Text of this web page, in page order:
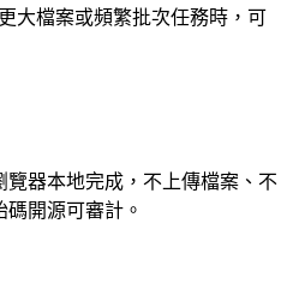
大檔案或頻繁批次任務時，可
器本地完成，不上傳檔案、不
開源可審計。